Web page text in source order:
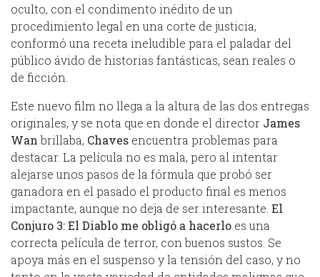
oculto, con el condimento inédito de un
procedimiento legal en una corte de justicia,
conformó una receta ineludible para el paladar del
público ávido de historias fantásticas, sean reales o
de ficción.
Este nuevo film no llega a la altura de las dos entregas
originales, y se nota que en donde el director James
Wanbrillaba, Chaves encuentra problemas para
destacar. La película no es mala, pero al intentar
alejarse unos pasos de la fórmula que probó ser
ganadora en el pasado el producto final es menos
impactante, aunque no deja de ser interesante. El
Conjuro 3: El Diablo me obligó a hacerlo es una
correcta película de terror, con buenos sustos. Se
apoya más en el suspenso y la tensión del caso, y no